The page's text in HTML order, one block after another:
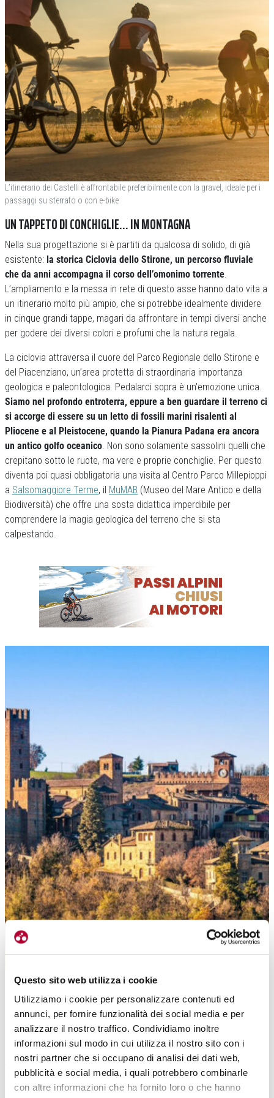
Questo sito web utilizza i cookie
Utilizziamo i cookie per personalizzare contenuti ed
annunci, per fornire funzionalità dei social media e per
analizzare il nostro traffico. Condividiamo inoltre
informazioni sul modo in cui utilizza il nostro sito con i
nostri partner che si occupano di analisi dei dati web,
pubblicità e social media, i quali potrebbero combinarle
con altre informazioni che ha fornito loro o che hanno
L’itinerario dei Castelli è affrontabile preferibilmente con la gravel, ideale per i
passaggi su sterrato o con e-bike
UN TAPPETO DI CONCHIGLIE… IN MONTAGNA
Nella sua progettazione si è partiti da qualcosa di solido, di già
esistente: la storica Ciclovia dello Stirone, un percorso fluviale
che da anni accompagna il corso dell’omonimo torrente.
L’ampliamento e la messa in rete di questo asse hanno dato vita a
un itinerario molto più ampio, che si potrebbe idealmente dividere
in cinque grandi tappe, magari da affrontare in tempi diversi anche
per godere dei diversi colori e profumi che la natura regala.
La ciclovia attraversa il cuore del Parco Regionale dello Stirone e
del Piacenziano, un’area protetta di straordinaria importanza
geologica e paleontologica. Pedalarci sopra è un’emozione unica.
Siamo nel profondo entroterra, eppure a ben guardare il terreno ci
si accorge di essere su un letto di fossili marini risalenti al
Pliocene e al Pleistocene, quando la Pianura Padana era ancora
un antico golfo oceanico. Non sono solamente sassolini quelli che
crepitano sotto le ruote, ma vere e proprie conchiglie. Per questo
diventa poi quasi obbligatoria una visita al Centro Parco Millepioppi
a Salsomaggiore Terme, il MuMAB (Museo del Mare Antico e della
Biodiversità) che offre una sosta didattica imperdibile per
comprendere la magia geologica del terreno che si sta
calpestando.
Il bellissimo borgo di Castell’Arquato, con la sua conformazione che tradisce
UN VIAGGIO NELLA STORIA DEL TERRITORIO
Ma come si è detto all’inizio non siamo solo in mezzo alla natura,
perché è la storia l’assoluta protagonista della Ciclovia.Il territorio
disegna per la sua gran parte quello che era l’antico Ducato di
Parma e Piacenza, terra che per secoli è stata teatro di aspre
battaglie tra famiglie nobiliari, papi e imperatori.Questo passato